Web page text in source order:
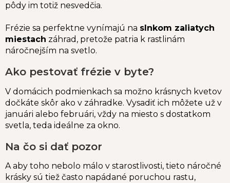
pôdy im totiž nesvedčia.
Frézie sa perfektne vynímajú na slnkom zaliatych
miestach záhrad, pretože patria k rastlinám
náročnejším na svetlo.
Ako pestovať frézie v byte?
V domácich podmienkach sa možno krásnych kvetov
dočkáte skôr ako v záhradke. Vysadiť ich môžete už v
januári alebo februári, vždy na miesto s dostatkom
svetla, teda ideálne za okno.
Na čo si dať pozor
A aby toho nebolo málo v starostlivosti, tieto náročné
krásky sú tiež často napádané poruchou rastu,